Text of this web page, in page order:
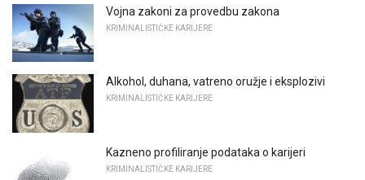
Vojna zakoni za provedbu zakona
KRIMINALISTIČKE KARIJERE
Alkohol, duhana, vatreno oružje i eksplozivi
KRIMINALISTIČKE KARIJERE
Kazneno profiliranje podataka o karijeri
KRIMINALISTIČKE KARIJERE